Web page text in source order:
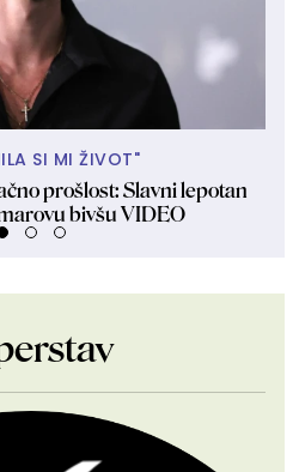
SI MI ŽIVOT"
prošlost: Slavni lepotan
bivšu VIDEO